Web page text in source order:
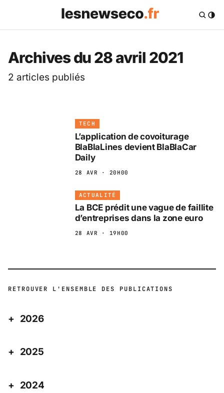
Les News Eco .fr —
Archives du 28 avril 2021
2 articles publiés
TECH
L’application de covoiturage
BlaBlaLines devient BlaBlaCar
Daily
28 AVR · 20H00
ACTUALITÉ
La BCE prédit une vague de faillite
d’entreprises dans la zone euro
28 AVR · 19H00
RETROUVER L'ENSEMBLE DES PUBLICATIONS
2026
2025
2024